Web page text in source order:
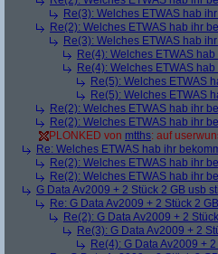
Re(3): Welches ETWAS hab
Re(2): Welches ETWAS hab ihr
Re(3): Welches ETWAS hab
Re(4): Welches ETWAS
Re(4): Welches ETWAS
Re(5): Welches ETWAS
Re(5): Welches ETWAS
Re(2): Welches ETWAS hab ihr
Re(2): Welches ETWAS hab ihr
PLONKED von mtths: auf
Re: Welches ETWAS hab ihr
Re(2): Welches ETWAS hab ihr
Re(2): Welches ETWAS hab ihr
G Data Av2009 + 2 Stück 2 GB usb
Re: G Data Av2009 + 2 Stück 2
Re(2): G Data Av2009 + 2
Re(3): G Data Av2009 + 2
Re(4): G Data Av2009 +